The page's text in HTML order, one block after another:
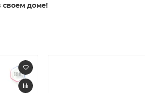
своем доме!